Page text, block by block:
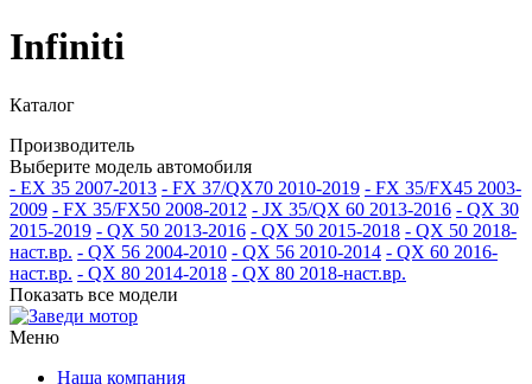
Infiniti
Каталог
Производитель
Выберите модель автомобиля
- EX 35 2007-2013 - FX 37/QX70 2010-2019 - FX 35/FX45 2003-
2009 - FX 35/FX50 2008-2012 - JX 35/QX 60 2013-2016 - QX 30
2015-2019 - QX 50 2013-2016 - QX 50 2015-2018 - QX 50 2018-
наст.вр. - QX 56 2004-2010 - QX 56 2010-2014 - QX 60 2016-
наст.вр. - QX 80 2014-2018 - QX 80 2018-наст.вр.
Показать все модели
Меню
Наша компания